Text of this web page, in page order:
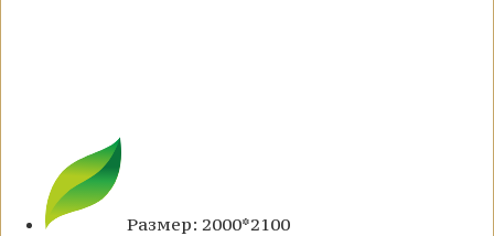
Размер: 2000*2100